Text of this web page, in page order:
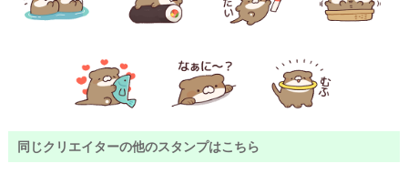
同じクリエイターの他のスタンプはこちら